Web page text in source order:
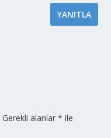
YANITLA
Gerekli alanlar* ile